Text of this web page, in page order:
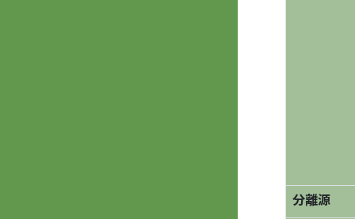
分離源